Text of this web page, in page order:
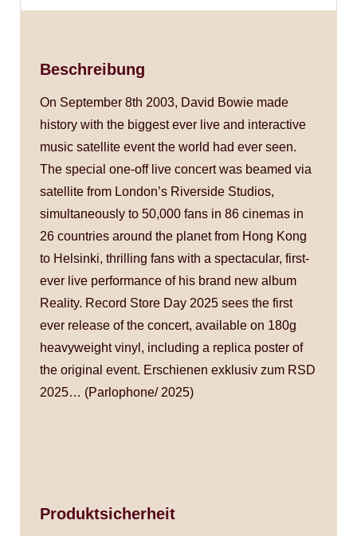
Beschreibung
On September 8th 2003, David Bowie made
history with the biggest ever live and interactive
music satellite event the world had ever seen.
The special one-off live concert was beamed via
satellite from London’s Riverside Studios,
simultaneously to 50,000 fans in 86 cinemas in
26 countries around the planet from Hong Kong
to Helsinki, thrilling fans with a spectacular, first-
ever live performance of his brand new album
Reality. Record Store Day 2025 sees the first
ever release of the concert, available on 180g
heavyweight vinyl, including a replica poster of
the original event. Erschienen exklusiv zum RSD
2025… (Parlophone/ 2025)
Produktsicherheit